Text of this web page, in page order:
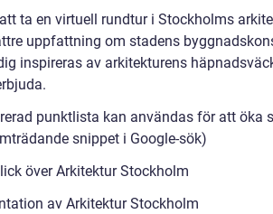
ta en virtuell rundtur i Stockholms
uppfattning om stadens
inspireras av arkitekturens
punktlista kan användas för att öka
snippet i Google-sök)
över Arkitektur Stockholm
av Arkitektur Stockholm